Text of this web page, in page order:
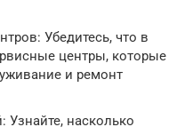
Убедитесь, что в
центры, которые
и ремонт
Узнайте, насколько